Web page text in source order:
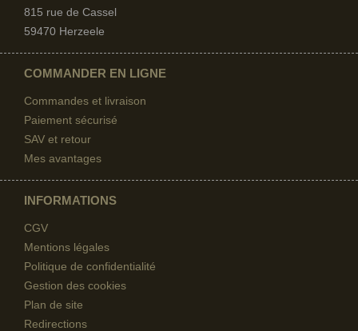
815 rue de Cassel
59470 Herzeele
COMMANDER EN LIGNE
Commandes et livraison
Paiement sécurisé
SAV et retour
Mes avantages
INFORMATIONS
CGV
Mentions légales
Politique de confidentialité
Gestion des cookies
Plan de site
Redirections